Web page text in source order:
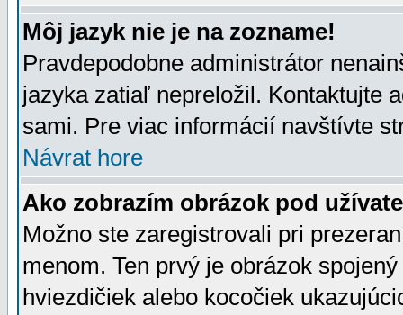
Môj jazyk nie je na zozname!
Pravdepodobne administrátor
jazyka zatiaľ nepreložil. Kontaktujte
sami. Pre viac informácií navštívte
Návrat hore
Ako zobrazím obrázok pod
Možno ste zaregistrovali pri
menom. Ten prvý je obrázok
hviezdičiek alebo kocočiek